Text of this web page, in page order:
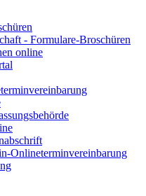
- Formulare-Broschüren
online
Onlineterminvereinbarung